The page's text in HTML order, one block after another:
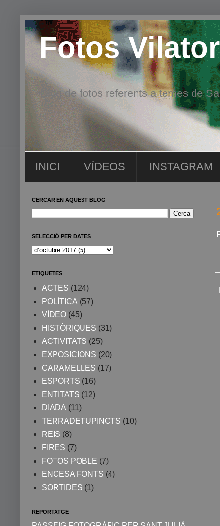
Fotos
Blog de fotos referents a temes de
INICI VÍDEOS INSTAGRAM
CERCAR EN AQUEST BLOG
SELECCIÓ PER DATES
ETIQUETES
ACTES (124)
POLÍTICA (57)
VÍDEO (45)
HISTÒRIQUES (31)
ACTIVITATS (25)
EXPOSICIONS (20)
CARAMELLES (17)
ESPORTS (16)
ENTITATS (12)
DIADA (11)
TERRADETUPINOTS (10)
REIS (8)
FIRES (7)
FOTOS POBLE (7)
ENCESA FONTS (4)
SORTIDES (1)
REPORTATGE